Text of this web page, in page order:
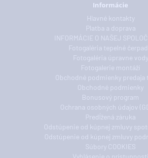
Informácie
Hlavné kontakty
Platba a doprava
INFORMÁCIE O NAŠEJ
Fotogaléria tepelné
Fotogaléria úpravne vody
Fotogalerie montáží
Obchodné podmienky predaja
Obchodné podmienky
Bonusový program
Ochrana osobných údajov
Predĺžená záruka
Odstúpenie od kúpnej zmluvy
Odstúpenie od kúpnej zmluvy
Súbory COOKIES